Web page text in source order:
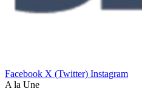
Facebook X (Twitter) Instagram
A la Une